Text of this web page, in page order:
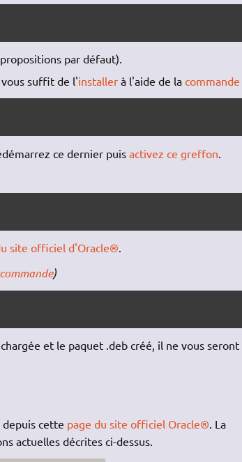
par défaut).
suffit de l'installer à l'aide de lacommande
ce dernier puisactivez ce greffon
site officiel d'Oracle®.
commande)
et le paquet .deb créé, il ne vous seront
cette page du site officiel Oracle®. La
actuelles décrites ci-dessus.